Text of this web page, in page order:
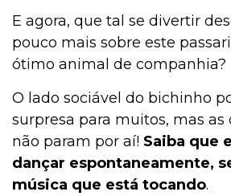
E agora, que tal se divertir
pouco mais sobre este
ótimo animal de companhia?
O lado sociável do bichinho
surpresa para muitos, mas as
não param por aí! Saiba que
dançar espontaneamente,
música que está tocando.